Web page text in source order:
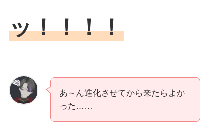
ッ！！！！
あ～ん進化させてから来たらよか
った……